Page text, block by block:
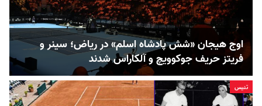
اوج هیجان «شش پادشاه اسلم» در ریاض؛ سینر و
فریتز حریف جوکوویچ و آلکاراس شدند
تنيس